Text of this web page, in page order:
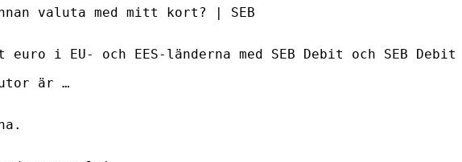
valuta med mitt kort? | SEB
i EU- och EES-länderna med SEB Debit och SEB Debit
är …